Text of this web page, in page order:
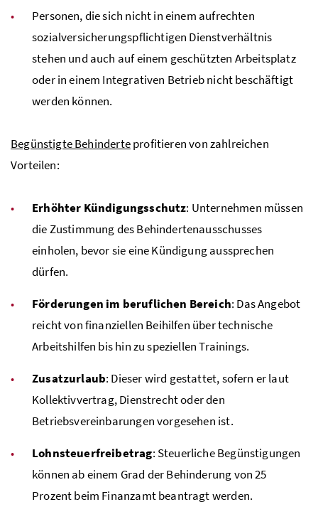
Personen, die sich nicht in einem aufrechten
sozialversicherungspflichtigen Dienstverhältnis
stehen und auch auf einem geschützten Arbeitsplatz
oder in einem Integrativen Betrieb nicht beschäftigt
werden können.
Begünstigte Behinderteprofitieren von zahlreichen
Vorteilen:
Erhöhter Kündigungsschutz: Unternehmen müssen
die Zustimmung des Behindertenausschusses
einholen, bevor sie eine Kündigung aussprechen
dürfen.
Förderungen im beruflichen Bereich: Das Angebot
reicht von finanziellen Beihilfen über technische
Arbeitshilfen bis hin zu speziellen Trainings.
Zusatzurlaub: Dieser wird gestattet, sofern er laut
Kollektivvertrag, Dienstrecht oder den
Betriebsvereinbarungen vorgesehen ist.
Lohnsteuerfreibetrag: Steuerliche Begünstigungen
können ab einem Grad der Behinderung von 25
Prozent beim Finanzamt beantragt werden.